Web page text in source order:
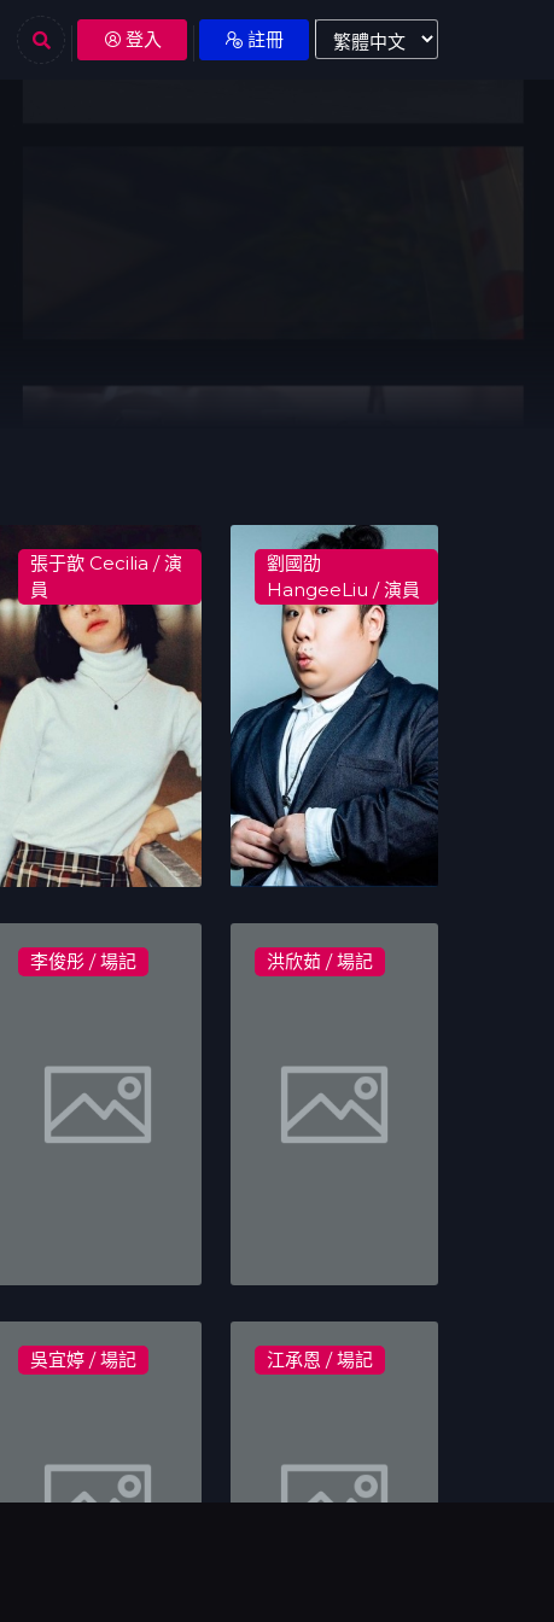
登入 註冊
張于歆 Cecilia / 演
員
劉國劭
HangeeLiu / 演員
李俊彤 / 場記 洪欣茹 / 場記
吳宜婷 / 場記 江承恩 / 場記